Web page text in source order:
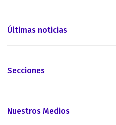
Últimas noticias
Secciones
Nuestros Medios